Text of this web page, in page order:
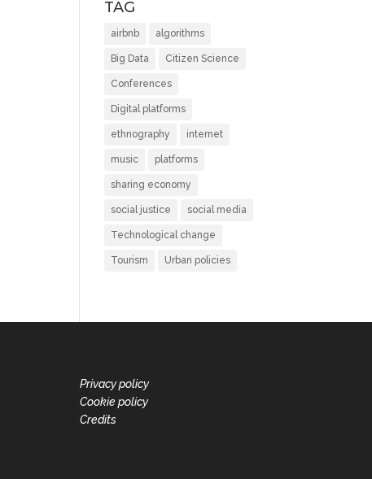
TAG
airbnb algorithms
Big Data Citizen Science
Conferences
Digital platforms
ethnography internet
music platforms
sharing economy
social justice social media
Technological change
Tourism Urban policies
Privacy policy
Cookie policy
Credits